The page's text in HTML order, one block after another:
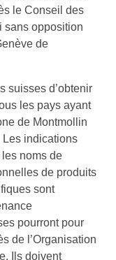
le Conseil des
sans opposition
de
suisses d’obtenir
les pays ayant
de Montmollin
Les indications
noms de
de produits
sont
pourront pour
de l’Organisation
Ils doivent